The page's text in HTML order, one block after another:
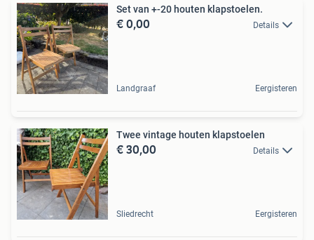
Set van +-20 houten klapstoelen.
€ 0,00 Details
Landgraaf Eergisteren
Twee vintage houten klapstoelen
€ 30,00 Details
Sliedrecht Eergisteren